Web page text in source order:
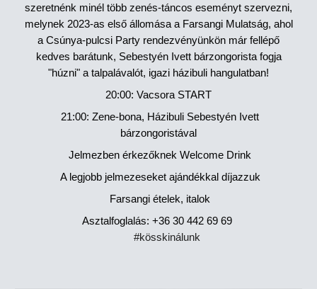
szeretnénk minél több zenés-táncos eseményt szervezni,
melynek 2023-as első állomása a Farsangi Mulatság, ahol
a Csúnya-pulcsi Party rendezvényünkön már fellépő
kedves barátunk, Sebestyén Ivett bárzongorista fogja
"húzni" a talpalávalót, igazi házibuli hangulatban!
20:00: Vacsora START
21:00: Zene-bona, Házibuli Sebestyén Ivett
bárzongoristával
Jelmezben érkezőknek Welcome Drink
A legjobb jelmezeseket ajándékkal díjazzuk
Farsangi ételek, italok
Asztalfoglalás: +36 30 442 69 69
#kösskinálunk